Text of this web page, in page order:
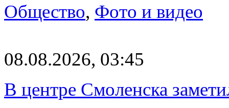
Общество, Фото и видео
08.08.2026, 03:45
В центре Смоленска